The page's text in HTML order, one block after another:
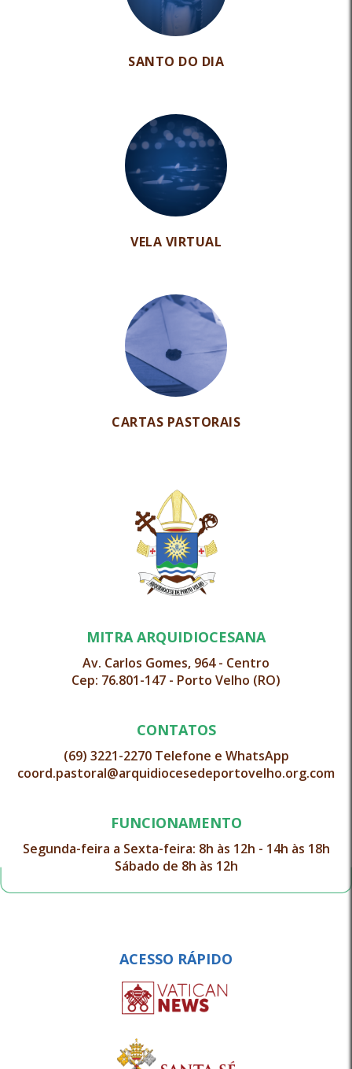
SANTO DO DIA
VELA VIRTUAL
CARTAS PASTORAIS
MITRA ARQUIDIOCESANA
Av. Carlos Gomes, 964 - Centro
Cep: 76.801-147 - Porto Velho (RO)
CONTATOS
(69) 3221-2270 Telefone e WhatsApp
coord.pastoral@arquidiocesedeportovelho.org.com
FUNCIONAMENTO
Segunda-feira a Sexta-feira: 8h às 12h - 14h às 18h
Sábado de 8h às 12h
ACESSO RÁPIDO